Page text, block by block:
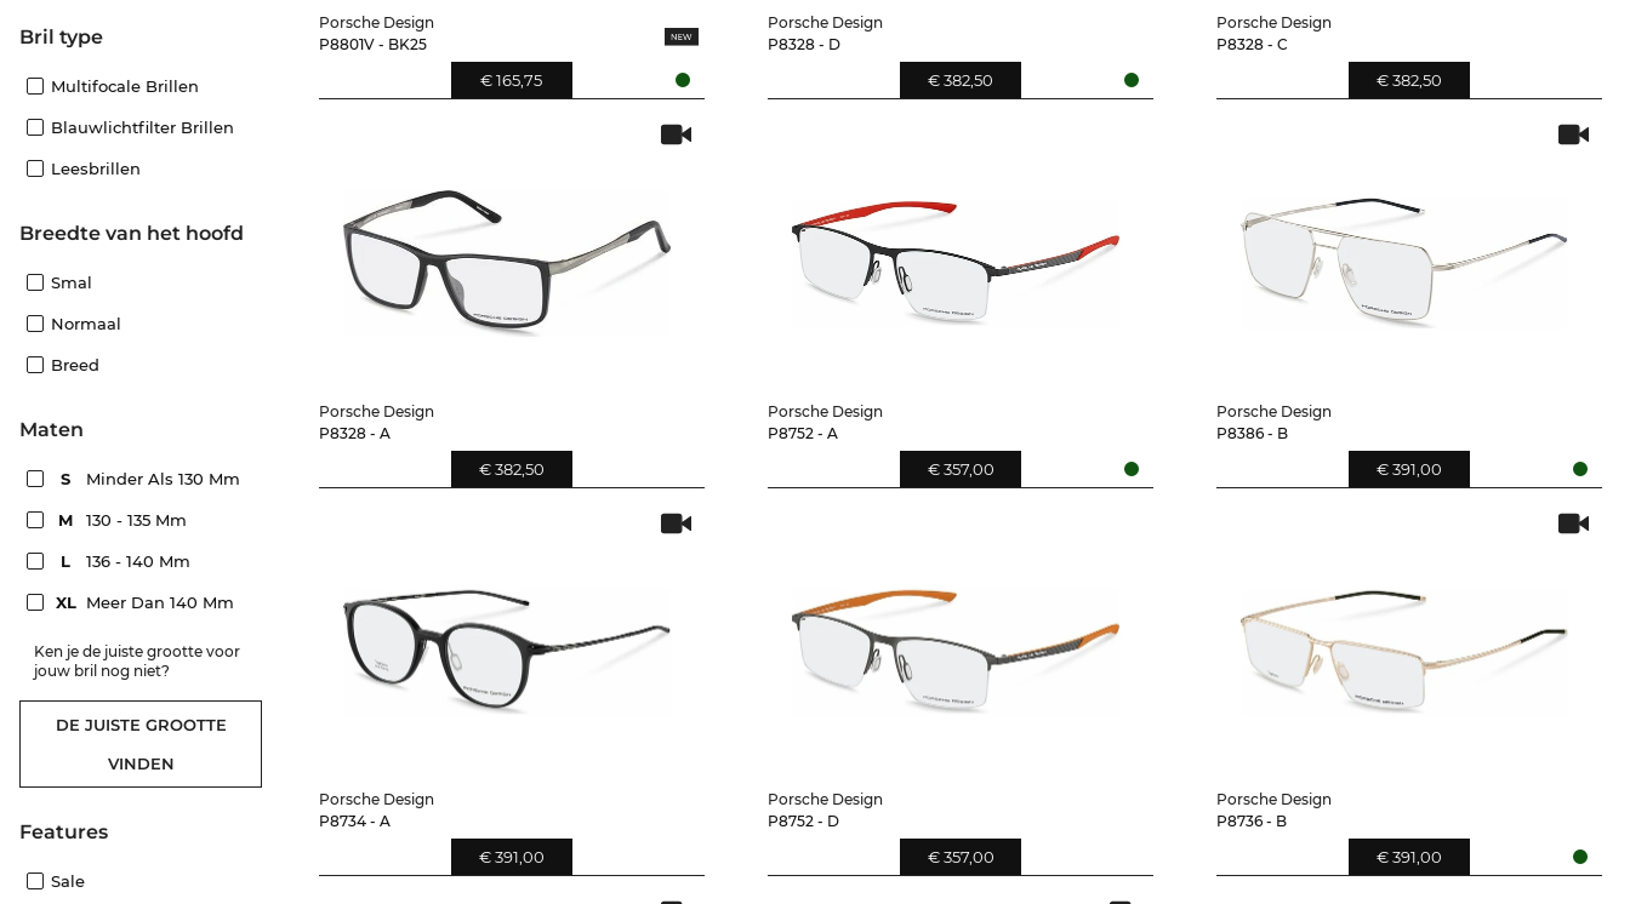
Bril type
Multifocale Brillen
Blauwlichtfilter Brillen
Leesbrillen
Breedte van het hoofd
Smal
Normaal
Breed
Maten
S Minder Als 130 Mm
M 130 - 135 Mm
L 136 - 140 Mm
XL Meer Dan 140 Mm
Ken je de juiste grootte voor
jouw bril nog niet?
DE JUISTE GROOTTE
VINDEN
features
Sale
Porsche Design
P8801V - BK25
€ 165,75
Porsche Design
P8328 - D
€ 382,50
Porsche Design
P8328 - C
€ 382,50
Porsche Design
P8328 - A
€ 382,50
Porsche Design
P8752 - A
€ 357,00
Porsche Design
P8386 - B
€ 391,00
Porsche Design
P8734 - A
€ 391,00
Porsche Design
P8752 - D
€ 357,00
Porsche Design
P8736 - B
€ 391,00